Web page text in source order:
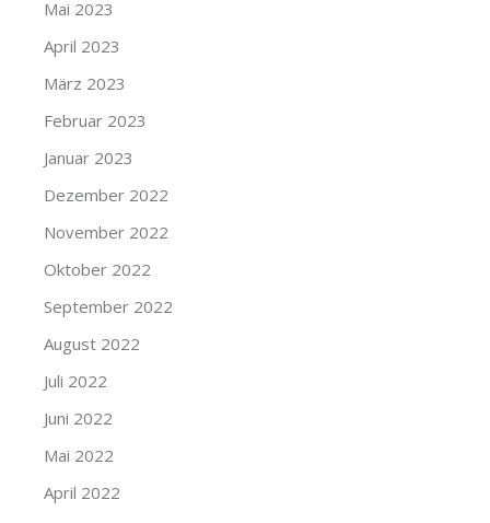
Mai 2023
April 2023
März 2023
Februar 2023
Januar 2023
Dezember 2022
November 2022
Oktober 2022
September 2022
August 2022
Juli 2022
Juni 2022
Mai 2022
April 2022